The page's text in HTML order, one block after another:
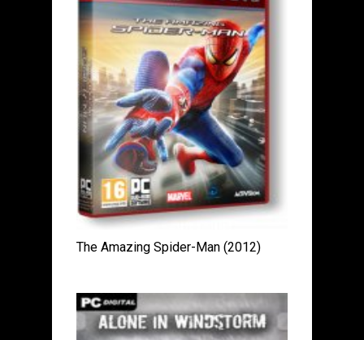
The Amazing Spider-Man (2012)